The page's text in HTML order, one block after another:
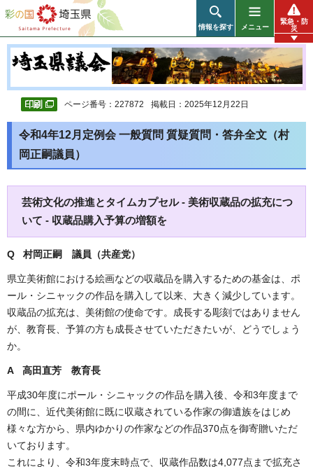
彩の国 埼玉県
情報を探す メニュー
緊急・防
災
ページ番号：227872 掲載日：2025年12月22日
令和4年12月定例会 一般質問 質疑質問・答弁全文（村
岡正嗣議員）
芸術文化の推進とタイムカプセル - 美術収蔵品の拡充につ
いて - 収蔵品購入予算の増額を
Q 村岡正嗣 議員（共産党）
県立美術館における絵画などの収蔵品を購入するための基金は、ポ
ール・シニャックの作品を購入して以来、大きく減少しています。
収蔵品の拡充は、美術館の使命です。成長する彫刻ではありません
が、教育長、予算の方も成長させていただきたいが、どうでしょう
か。
A 高田直芳 教育長
平成30年度にポール・シニャックの作品を購入後、令和3年度まで
の間に、近代美術館に既に収蔵されている作家の御遺族をはじめ
様々な方から、県内ゆかりの作家などの作品370点を御寄贈いただ
いております。
これにより、令和3年度末時点で、収蔵作品数は4,077点まで拡充さ